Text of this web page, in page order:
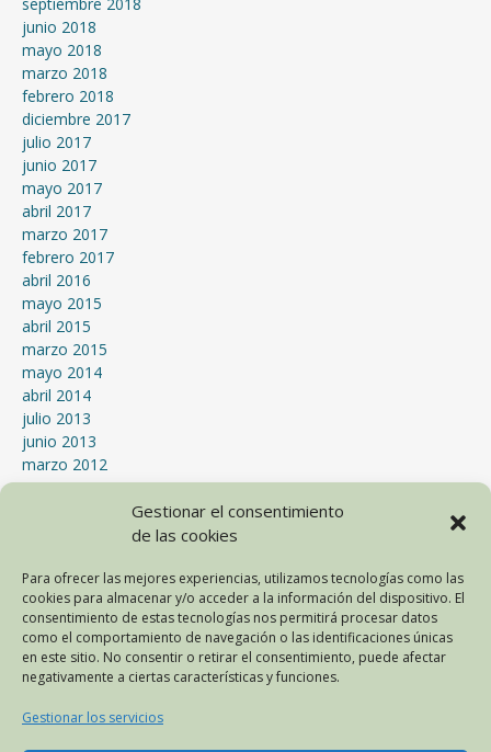
Gestionar el consentimiento
de las cookies
Para ofrecer las mejores experiencias, utilizamos tecnologías como las
cookies para almacenar y/o acceder a la información del dispositivo. El
consentimiento de estas tecnologías nos permitirá procesar datos
como el comportamiento de navegación o las identificaciones únicas
en este sitio. No consentir o retirar el consentimiento, puede afectar
negativamente a ciertas características y funciones.
Gestionar los servicios
junio 2018
mayo 2018
marzo 2018
febrero 2018
diciembre 2017
julio 2017
junio 2017
mayo 2017
abril 2017
marzo 2017
febrero 2017
abril 2016
mayo 2015
abril 2015
marzo 2015
mayo 2014
abril 2014
julio 2013
junio 2013
marzo 2012
enero 2012
septiembre 2011
abril 2011
marzo 2011
mayo 2010
abril 2010
febrero 2009
META